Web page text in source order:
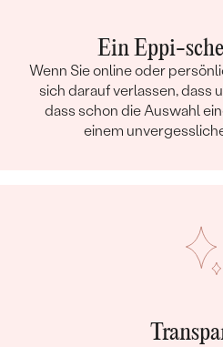
Ein Eppi-
Wenn Sie online oder
sich darauf verlassen, dass
dass schon die Auswahl
einem